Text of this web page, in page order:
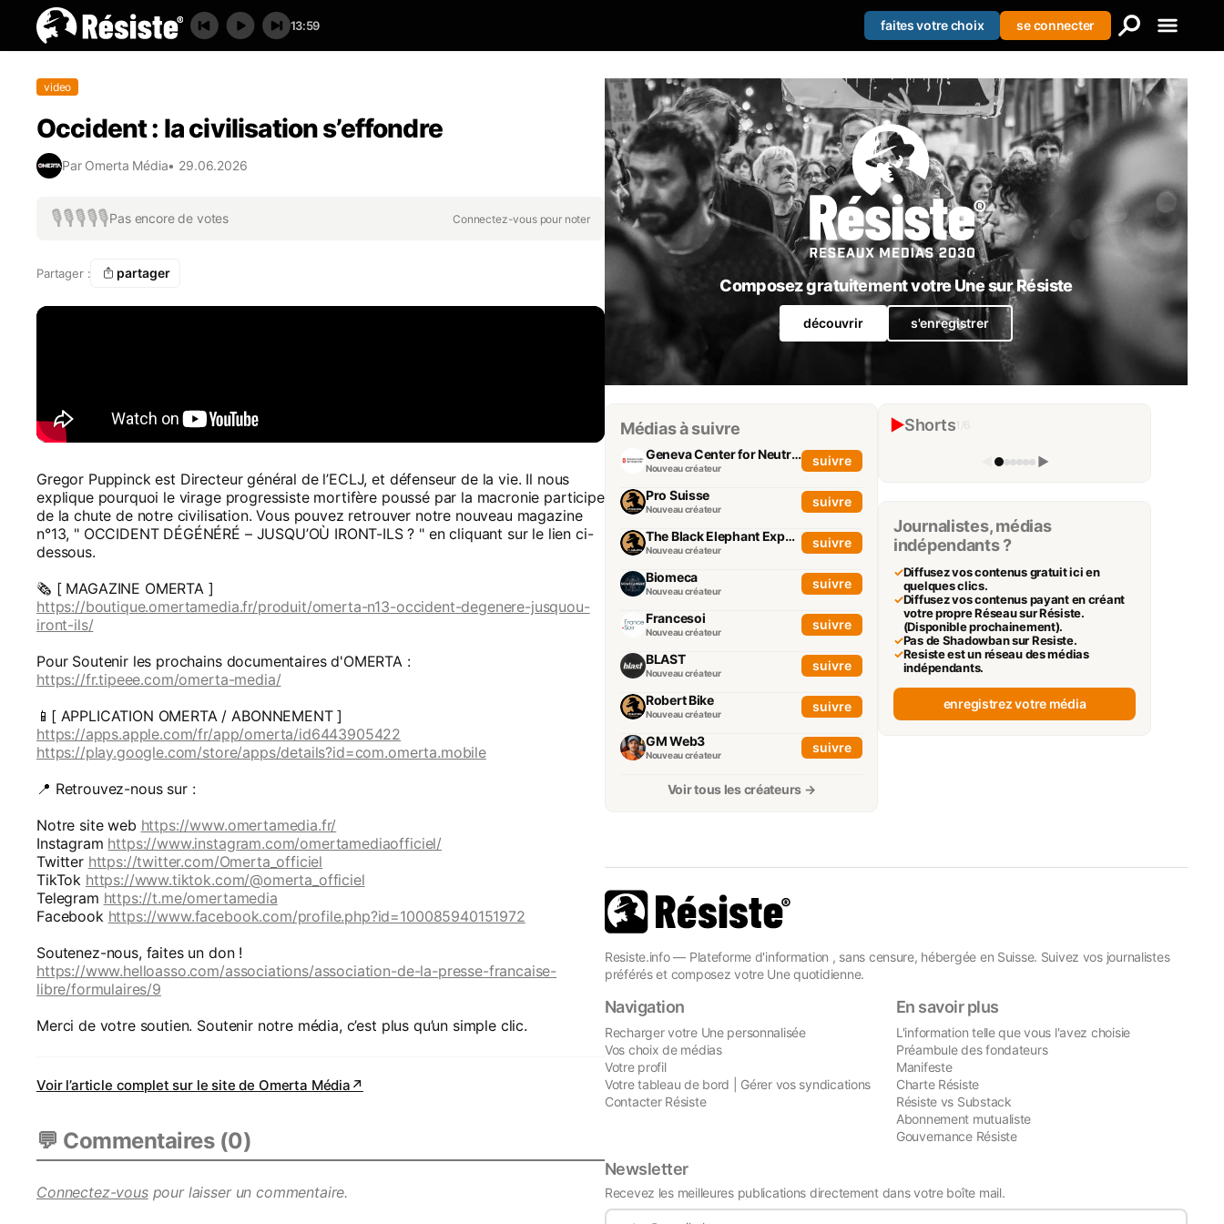
13:59 faites votre choix se connecter
Se connecter
S'enregistrer
video
Occident : la civilisation s’effondre
Par Omerta Média• 29.06.2026
🎙️🎙️🎙️🎙️🎙️Pas encore de votes Connectez-vous pour noter
Partager : partager
Gregor Puppinck est Directeur général de l’ECLJ, et défenseur de la vie. Il nous
explique pourquoi le virage progressiste mortifère poussé par la macronie participe
de la chute de notre civilisation. Vous pouvez retrouver notre nouveau magazine
n°13, " OCCIDENT DÉGÉNÉRÉ – JUSQU’OÙ IRONT-ILS ? " en cliquant sur le lien ci-
dessous.
🗞️ [ MAGAZINE OMERTA ]
https://boutique.omertamedia.fr/produit/omerta-n13-occident-degenere-jusquou-
iront-ils/
Pour Soutenir les prochains documentaires d'OMERTA :
https://fr.tipeee.com/omerta-media/
📱[ APPLICATION OMERTA / ABONNEMENT ]
https://apps.apple.com/fr/app/omerta/id6443905422
https://play.google.com/store/apps/details?id=com.omerta.mobile
📍 Retrouvez-nous sur :
Notre site web https://www.omertamedia.fr/
Instagram https://www.instagram.com/omertamediaofficiel/
Twitter https://twitter.com/Omerta_officiel
TikTok https://www.tiktok.com/@omerta_officiel
Telegram https://t.me/omertamedia
Facebook https://www.facebook.com/profile.php?id=100085940151972
Soutenez-nous, faites un don !
https://www.helloasso.com/associations/association-de-la-presse-francaise-
libre/formulaires/9
Merci de votre soutien. Soutenir notre média, c’est plus qu’un simple clic.
Voir l’article complet sur le site de Omerta Média ↗
💬 Commentaires (0)
Connectez-vouspour laisser un commentaire.
Composez gratuitement votre Une sur Résiste
découvrir s'enregistrer
Médias à suivre
Geneva Center for Neutrality
Nouveau créateur
suivre
Pro Suisse
Nouveau créateur
suivre
The Black Elephant Experience
Nouveau créateur
suivre
Biomeca
Nouveau créateur
suivre
Francesoi
Nouveau créateur
suivre
BLAST
Nouveau créateur
suivre
Robert Bike
Nouveau créateur
suivre
GM Web3
Nouveau créateur
suivre
Voir tous les créateurs →
▶Shorts 1 /6
Idriss J. Aberkane
▶
Journalistes, médias
indépendants ?
✓Diffusez vos contenus gratuit ici en
quelques clics.
✓Diffusez vos contenus payant en créant
votre propre Réseau sur Résiste.
(Disponible prochainement).
✓Pas de Shadowban sur Resiste.
✓Resiste est un réseau des médias
indépendants.
enregistrez votre média
Resiste.info — Plateforme d'information , sans censure, hébergée en Suisse. Suivez vos journalistes
préférés et composez votre Une quotidienne.
Navigation
Recharger votre Une personnalisée
Vos choix de médias
Votre profil
Votre tableau de bord | Gérer vos syndications
Contacter Résiste
En savoir plus
L'information telle que vous l'avez choisie
Préambule des fondateurs
Manifeste
Charte Résiste
Résiste vs Substack
Abonnement mutualiste
Gouvernance Résiste
Newsletter
Recevez les meilleures publications directement dans votre boîte mail.